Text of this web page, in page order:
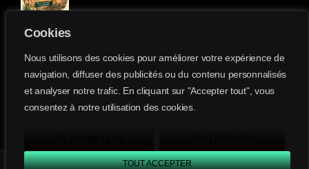
Cookies
Nous utilisons des cookies pour améliorer votre expérience de
navigation, diffuser des publicités ou du contenu personnalisés
et analyser notre trafic. En cliquant sur "Accepter tout", vous
consentez à notre utilisation des cookies.
TOUT ACCEPTER
Divergence FM
Ici l’Ombre – mardi 28 juillet